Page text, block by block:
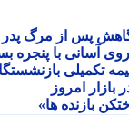
پس از مرگ پدر
با پنجره بسته
بازنشستگان
امروز
بازنده ها»